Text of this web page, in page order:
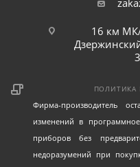
16 км
ПОЛИТИКА
Фирма-производитель
изменений в
приборов без
недоразумений при